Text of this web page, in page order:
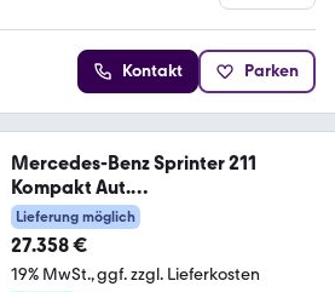
Kontakt Parken
Mercedes-Benz Sprinter 211
Kompakt Aut.
*KAMERA+STANDHEIZ.* (0
Lieferung möglich
27.358 €
19% MwSt. ggf. zzgl. Lieferkosten